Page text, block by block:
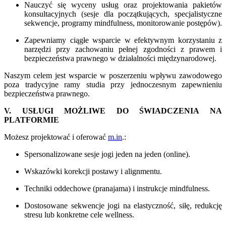
Nauczyć się wyceny usług oraz projektowania pakietów
konsultacyjnych (sesje dla początkujących, specjalistyczne
sekwencje, programy mindfulness, monitorowanie postępów).
Zapewniamy ciągłe wsparcie w efektywnym korzystaniu z
narzędzi przy zachowaniu pełnej zgodności z prawem i
bezpieczeństwa prawnego w działalności międzynarodowej.
Naszym celem jest wsparcie w poszerzeniu wpływu zawodowego
poza tradycyjne ramy studia przy jednoczesnym zapewnieniu
bezpieczeństwa prawnego.
V. USŁUGI MOŻLIWE DO ŚWIADCZENIA NA
PLATFORMIE
Możesz projektować i oferować m.in.:
Spersonalizowane sesje jogi jeden na jeden (online).
Wskazówki korekcji postawy i alignmentu.
Techniki oddechowe (pranajama) i instrukcje mindfulness.
Dostosowane sekwencje jogi na elastyczność, siłę, redukcję
stresu lub konkretne cele wellness.